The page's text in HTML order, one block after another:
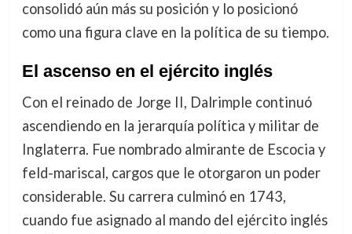
consolidó aún más su posición y lo posicionó
como una figura clave en la política de su tiempo.
El ascenso en el ejército inglés
Con el reinado de Jorge II, Dalrimple continuó
ascendiendo en la jerarquía política y militar de
Inglaterra. Fue nombrado almirante de Escocia y
feld-mariscal, cargos que le otorgaron un poder
considerable. Su carrera culminó en 1743,
cuando fue asignado al mando del ejército inglés